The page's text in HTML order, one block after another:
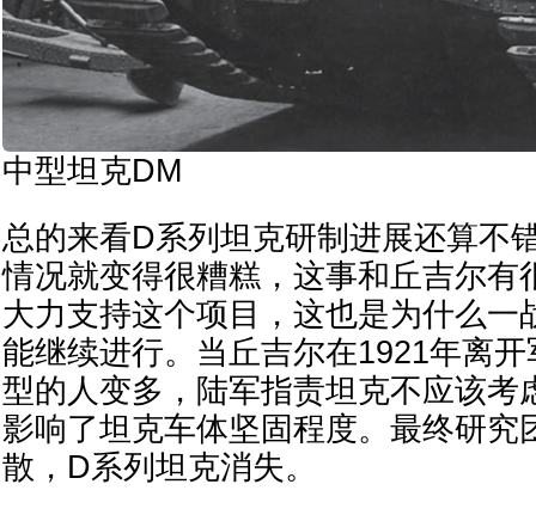
中型坦克DM
总的来看D系列坦克研制进展还算不
情况就变得很糟糕，这事和丘吉尔有
大力支持这个项目，这也是为什么一
能继续进行。当丘吉尔在1921年离
型的人变多，陆军指责坦克不应该考
影响了坦克车体坚固程度。最终研究
散，D系列坦克消失。